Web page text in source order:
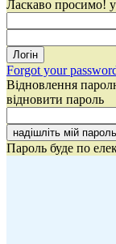
Ласкаво просимо!
Forgot your
Відновлення
відновити пароль
Пароль буде по